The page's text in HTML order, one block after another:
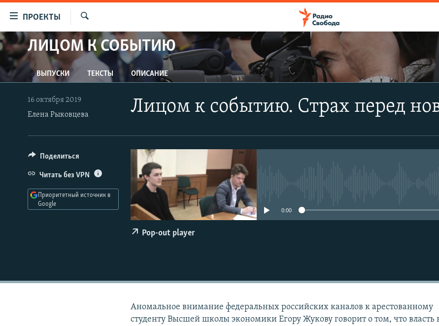
упрощенного
доступа
Вернуться
к
основному
содержанию
навигации
Вернутся
ПРОЕКТЫ
ПРОГРАММЫ
ПОДКАСТЫ
АВТОРСКИЕ ПРОЕКТЫ
ЦИТАТЫ СВОБОДЫ
МНЕНИЯ
КУЛЬТУРА
IDEL.РЕАЛИИ
КАВКАЗ.РЕАЛИИ
СЕВЕР.РЕАЛИИ
СИБИРЬ.РЕАЛИИ
Искать
ЛИЦОМ К СОБЫТИЮ
Apple Podcasts
CastBox
ВЫПУСКИ ТЕКСТЫ ОПИСАНИЕ
Лицом к событию. Страх перед
16 октября 2019
Елена Рыковцева
0:00
Pop-out player
Поделиться
Читать без VPN
Приоритетный источник в
Google
Аномальное внимание федеральных российских каналов к арестованному
студенту Высшей школы экономики Егору Жукову говорит о том, что власть